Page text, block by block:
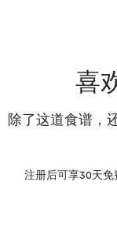
喜
除了这道食谱，
注册后可享30天免